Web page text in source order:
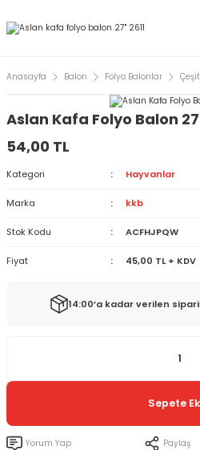
Anasayfa Balon Folyo Balonlar
Aslan Kafa Folyo Balon
54,00 TL
Kategori Hayvanlar
Marka kkb
Stok Kodu ACFHJPQW
Fiyat 45,00 TL + KDV
14:00’a kadar verilen
Sepete
Yorum Yap Paylaş